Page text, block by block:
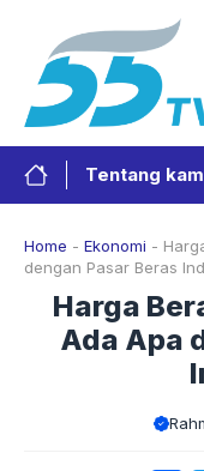
Tentang
Home - Ekonomi -
dengan Pasar Beras
Harga
Ada Apa